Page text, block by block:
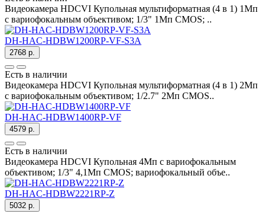
Видеокамера HDCVI Купольная мультиформатная (4 в 1) 1Мп
с вариофокальным объективом; 1/3" 1Mп CMOS; ..
DH-HAC-HDBW1200RP-VF-S3A
2768 р.
Есть в наличии
Видеокамера HDCVI Купольная мультиформатная (4 в 1) 2Мп
с вариофокальным объективом; 1/2.7" 2Mп CMOS..
DH-HAC-HDBW1400RP-VF
4579 р.
Есть в наличии
Видеокамера HDCVI Купольная 4Мп с вариофокальным
объективом; 1/3" 4,1Mп CMOS; вариофокальный объе..
DH-HAC-HDBW2221RP-Z
5032 р.